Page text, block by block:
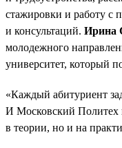
стажировки и работу с
и консультаций. Ирина
молодежного
университет, который
«Каждый абитуриент
И Московский Политех
в теории, но и на